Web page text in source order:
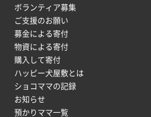
ボランティア募集
ご支援のお願い
募金による寄付
物資による寄付
購入して寄付
ハッピー犬屋敷とは
ショコママの記録
お知らせ
預かりママ一覧